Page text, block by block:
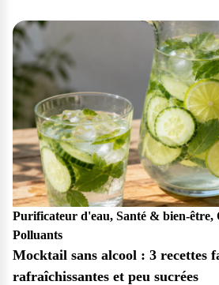
Purificateur d'eau, Santé & bien-être,
Polluants
Mocktail sans alcool : 3 recettes
rafraîchissantes et peu sucrées
Questions fréquentes
Consultez notre page de FAQ pour
vos questions.
Consulter notre
Service après-vente